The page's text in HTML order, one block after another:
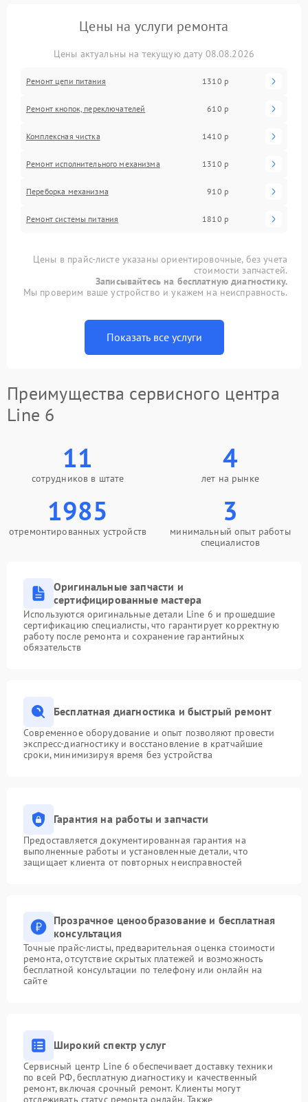
Цены на услуги ремонта
Цены актуальны на текущую дату 08.08.2026
Ремонт цепи питания 1310 р
Ремонт кнопок, переключателей 610 р
Комплексная чистка 1410 р
Ремонт исполнительного механизма 1310 р
Переборка механизма 910 р
Ремонт системы питания 1810 р
Цены в прайс-листе указаны ориентировочные, без учета
стоимости запчастей.
Записывайтесь на бесплатную диагностику.
Мы проверим ваше устройство и укажем на неисправность.
Показать все услуги
Преимущества сервисного центра
Line 6
11
сотрудников в штате
4
лет на рынке
1985
отремонтированных устройств
3
минимальный опыт работы
специалистов
Оригинальные запчасти и
сертифицированные мастера
Используются оригинальные детали Line 6 и прошедшие
сертификацию специалисты, что гарантирует корректную
работу после ремонта и сохранение гарантийных
обязательств
Бесплатная диагностика и быстрый ремонт
Современное оборудование и опыт позволяют провести
экспресс-диагностику и восстановление в кратчайшие
сроки, минимизируя время без устройства
Гарантия на работы и запчасти
Предоставляется документированная гарантия на
выполненные работы и установленные детали, что
защищает клиента от повторных неисправностей
Прозрачное ценообразование и бесплатная
консультация
Точные прайс-листы, предварительная оценка стоимости
ремонта, отсутствие скрытых платежей и возможность
бесплатной консультации по телефону или онлайн на
сайте
Широкий спектр услуг
Сервисный центр Line 6 обеспечивает доставку техники
по всей РФ, бесплатную диагностику и качественный
ремонт, включая срочный ремонт. Клиенты могут
отслеживать статус ремонта онлайн. Также